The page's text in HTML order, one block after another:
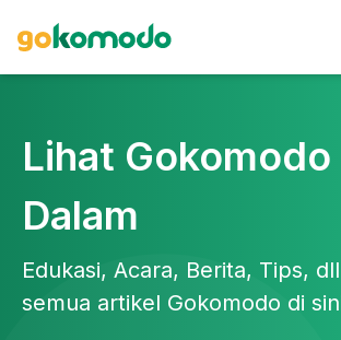
Lihat Gokomodo
Dalam
Edukasi, Acara, Berita, Tips,
semua artikel Gokomodo di